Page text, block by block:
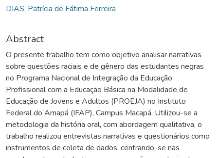
DIAS, Patrícia de Fátima Ferreira
Abstract
O presente trabalho tem como objetivo analisar narrativas
sobre questões raciais e de gênero das estudantes negras
no Programa Nacional de Integração da Educação
Profissional com a Educação Básica na Modalidade de
Educação de Jovens e Adultos (PROEJA) no Instituto
Federal do Amapá (IFAP), Campus Macapá. Utilizou-se a
metodologia da história oral, com abordagem qualitativa, o
trabalho realizou entrevistas narrativas e questionários como
instrumentos de coleta de dados, centrando-se nas